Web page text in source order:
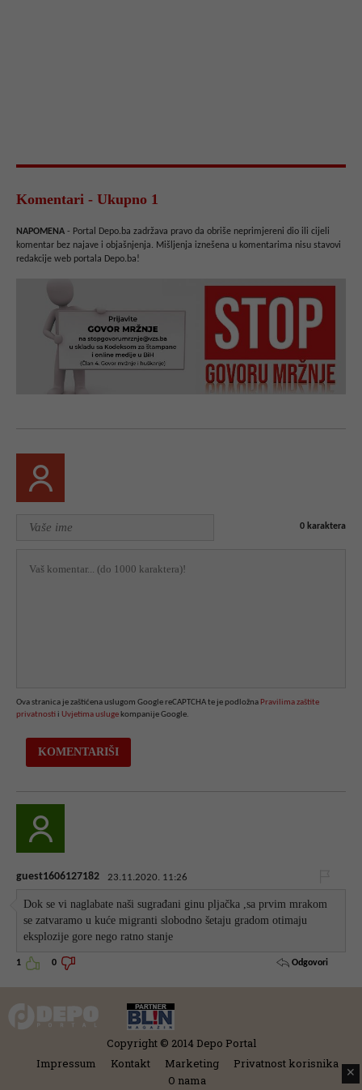
Komentari - Ukupno 1
NAPOMENA - Portal Depo.ba zadržava pravo da obriše neprimjereni dio ili cijeli
komentar bez najave i objašnjenja. Mišljenja iznešena u komentarima nisu stavovi
redakcije web portala Depo.ba!
0 karaktera
Ova stranica je zaštićena uslugom Google reCAPTCHA te je podložna Pravilima zaštite
privatnosti i Uvjetima usluge kompanije Google.
guest1606127182 23.11.2020. 11:26
Dok se vi naglabate naši sugrađani ginu pljačka ,sa prvim mrakom
se zatvaramo u kuće migranti slobodno šetaju gradom otimaju
eksplozije gore nego ratno stanje
1 0 Odgovori
Copyright © 2014 Depo Portal
Impressum
Kontakt Marketing
Privatnost korisnika
O nama
✕